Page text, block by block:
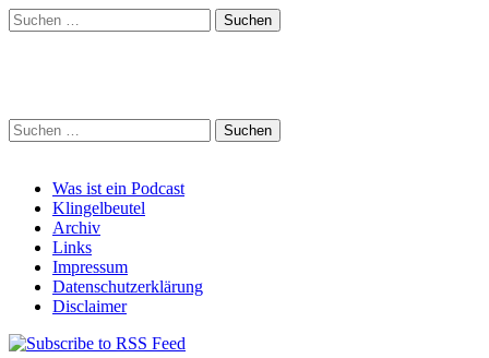
Suchen
nach:
Suchen
nach:
Main
menu
Skip
content
Was ist ein Podcast
Klingelbeutel
Archiv
Links
Impressum
Datenschutzerklärung
Disclaimer